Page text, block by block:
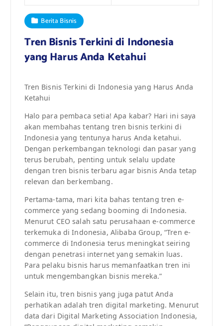
Berita Bisnis
Tren Bisnis Terkini di Indonesia
yang Harus Anda Ketahui
Tren Bisnis Terkini di Indonesia yang Harus Anda
Ketahui
Halo para pembaca setia! Apa kabar? Hari ini saya
akan membahas tentang tren bisnis terkini di
Indonesia yang tentunya harus Anda ketahui.
Dengan perkembangan teknologi dan pasar yang
terus berubah, penting untuk selalu update
dengan tren bisnis terbaru agar bisnis Anda tetap
relevan dan berkembang.
Pertama-tama, mari kita bahas tentang tren e-
commerce yang sedang booming di Indonesia.
Menurut CEO salah satu perusahaan e-commerce
terkemuka di Indonesia, Alibaba Group, “Tren e-
commerce di Indonesia terus meningkat seiring
dengan penetrasi internet yang semakin luas.
Para pelaku bisnis harus memanfaatkan tren ini
untuk mengembangkan bisnis mereka.”
Selain itu, tren bisnis yang juga patut Anda
perhatikan adalah tren digital marketing. Menurut
data dari Digital Marketing Association Indonesia,